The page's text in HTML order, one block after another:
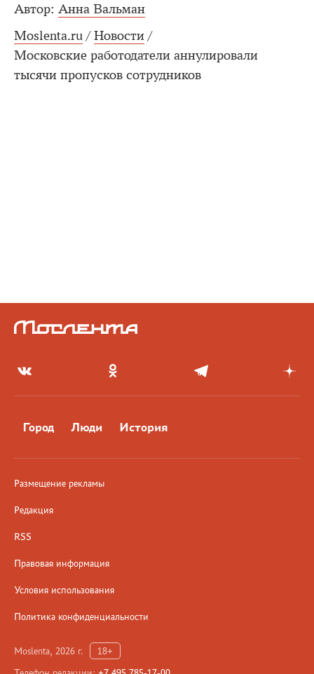
Автор: Анна Вальман
Moslenta.ru / Новости /
Московские работодатели аннулировали
тысячи пропусков сотрудников
Город Люди История
Размещение рекламы
Редакция
RSS
Правовая информация
Условия использования
Политика конфиденциальности
Moslenta, 2026 г.
18+